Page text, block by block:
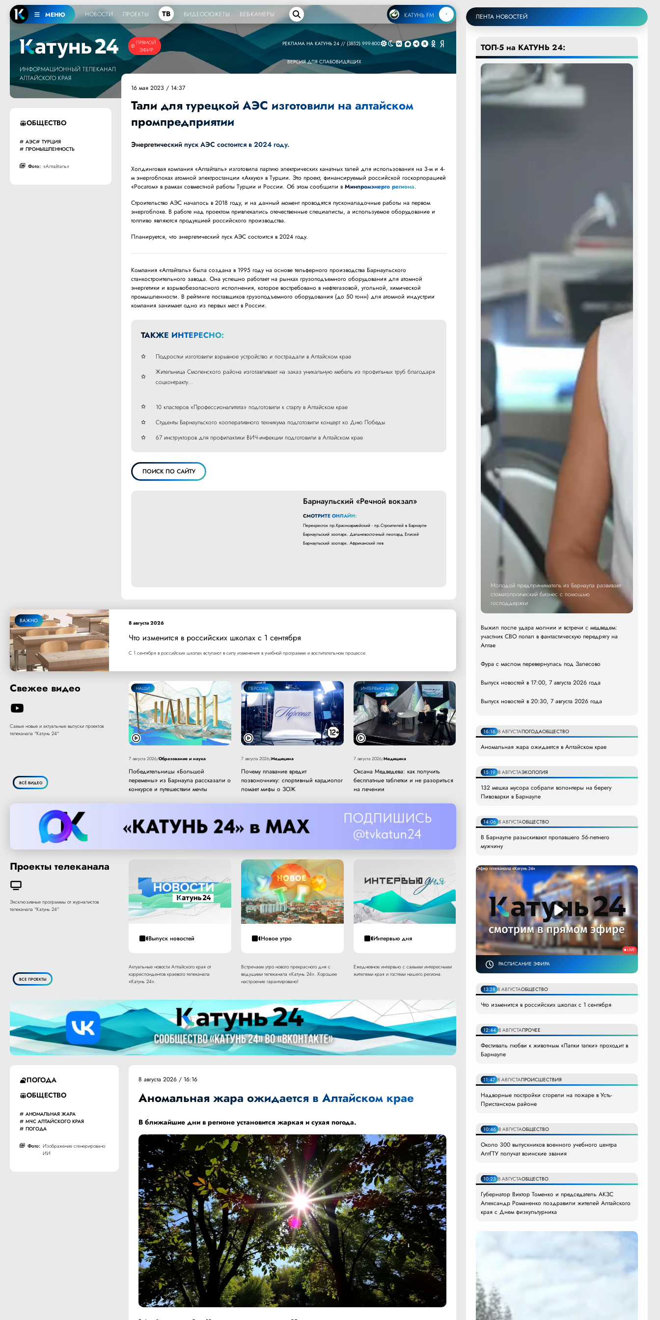
МЕНЮ НОВОСТИ ПРОЕКТЫ ТВ ВИДЕОСЮЖЕТЫ ВЕБ-КАМЕРЫ КАТУНЬ FM
ПРЯМОЙ
ЭФИР
ИНФОРМАЦИОННЫЙ ТЕЛЕКАНАЛ
АЛТАЙСКОГО КРАЯ
РЕКЛАМА НА КАТУНЬ 24 // (3852) 999-800
ВЕРСИЯ ДЛЯ СЛАБОВИДЯЩИХ
ОБЩЕСТВО
АЭС
ТУРЦИЯ
ПРОМЫШЛЕННОСТЬ
Фото: «Алтайталь»
16 мая 2023 / 14:37
Тали для турецкой АЭС изготовили на алтайском
промпредприятии
Энергетический пуск АЭС состоится в 2024 году.
Холдинговая компания «Алтайталь» изготовила партию электрических канатных талей для использования на 3-м и 4-
м энергоблоках атомной электростанции «Аккую» в Турции. Это проект, финансируемый российской госкорпорацией
«Росатом» в рамках совместной работы Турции и России. Об этом сообщили вМинпромэнерго региона.
Строительство АЭС началось в 2018 году, и на данный момент проводятся пусконаладочные работы на первом
энергоблоке. В работе над проектом привлекались отечественные специалисты, а используемое оборудование и
топливо являются продукцией российского производства.
Планируется, что энергетический пуск АЭС состоится в 2024 году.
Компания «Алтайталь» была создана в 1995 году на основе тельферного производства Барнаульского
станкостроительного завода. Она успешно работает на рынках грузоподъемного оборудования для атомной
энергетики и взрывобезопасного исполнения, которое востребовано в нефтегазовой, угольной, химической
промышленности. В рейтинге поставщиков грузоподъемного оборудования (до 50 тонн) для атомной индустрии
компания занимает одно из первых мест в России.
ТАКЖЕ ИНТЕРЕСНО:
Подростки изготовили взрывное устройство и пострадали в Алтайском крае
Жительница Смоленского района изготавливает на заказ уникальную мебель из профильных труб благодаря
соцконтракту…
10 кластеров «Профессионалитета» подготовили к старту в Алтайском крае
Студенты Барнаульского кооперативного техникума подготовили концерт ко Дню Победы
67 инструкторов для профилактики ВИЧ-инфекции подготовили в Алтайском крае
ПОИСК ПО САЙТУ
Барнаульский «Речной вокзал»
СМОТРИТЕ ОНЛАЙН:
Перекресток пр.Красноармейский - пр.Строителей в Барнауле
Барнаульский зоопарк. Дальневосточный леопард Елисей
Барнаульский зоопарк. Африканский лев
ВАЖНО 8 августа 2026
Что изменится в российских школах с 1 сентября
С 1 сентября в российских школах вступают в силу изменения в учебной программе и воспитательном процессе.
Свежее видео
Самые новые и актуальные выпуски проектов
телеканала "Катунь 24"
ВСЁ ВИДЕО
НАШИ
7 августа 2026/Образование и наука
Победительницы «Большой
перемены» из Барнаула рассказали о
конкурсе и путешествии мечты
ПЕРСОНА
7 августа 2026/Медицина
Почему плавание вредит
позвоночнику: спортивный кардиолог
ломает мифы о ЗОЖ
ИНТЕРВЬЮ ДНЯ
7 августа 2026/Медицина
Оксана Медведева: как получить
бесплатные таблетки и не разориться
на лечении
Проекты телеканала
Эксклюзивные программы от журналистов
телеканала "Катунь 24"
ВСЕ ПРОЕКТЫ
Выпуск новостей
Актуальные новости Алтайского края от
корреспондентов краевого телеканала
«Катунь 24».
Новое утро
Встречаем утро нового прекрасного дня с
ведущими телеканала «Катунь 24». Хорошее
настроение гарантировано!
Интервью дня
Ежедневное интервью с самыми интересными
жителями края и гостями нашего региона.
ПОГОДА
ОБЩЕСТВО
АНОМАЛЬНАЯ ЖАРА
МЧС АЛТАЙСКОГО КРАЯ
ПОГОДА
Фото: Изображение сгенерировано
ИИ
8 августа 2026 / 16:16
Аномальная жара ожидается в Алтайском крае
В ближайшие дни в регионе установится жаркая и сухая погода.
ЛЕНТА НОВОСТЕЙ
ТОП-5 на КАТУНЬ 24:
Молодой предприниматель из Барнаула развивает
стоматологический бизнес с помощью
господдержки
Выжил после удара молнии и встречи с медведем:
участник СВО попал в фантастическую передрягу на
Алтае
Фура с маслом перевернулась под Залесово
Выпуск новостей в 17:00, 7 августа 2026 года
Выпуск новостей в 20:30, 7 августа 2026 года
16:16 8 АВГУСТАПОГОДАОБЩЕСТВО
Аномальная жара ожидается в Алтайском крае
15:19 8 АВГУСТАЭКОЛОГИЯ
132 мешка мусора собрали волонтеры на берегу
Пивоварки в Барнауле
14:06 8 АВГУСТАОБЩЕСТВО
В Барнауле разыскивают пропавшего 56-летнего
мужчину
РАСПИСАНИЕ ЭФИРА
13:28 8 АВГУСТАОБЩЕСТВО
Что изменится в российских школах с 1 сентября
12:44 8 АВГУСТАПРОЧЕЕ
Фестиваль любви к животным «Лапки тапки» проходит в
Барнауле
11:47 8 АВГУСТАПРОИСШЕСТВИЯ
Надворные постройки сгорели на пожаре в Усть-
Пристанском районе
10:46 8 АВГУСТАОБЩЕСТВО
Около 300 выпускников военного учебного центра
АлтГТУ получат воинские звания
10:23 8 АВГУСТАОБЩЕСТВО
Губернатор Виктор Томенко и председатель АКЗС
Александр Романенко поздравили жителей Алтайского
края с Днем физкультурника